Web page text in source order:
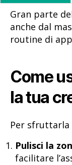
Gran parte
anche dal
routine di
Come
la tua
Per sfruttarla
Pulisci la
facilitare